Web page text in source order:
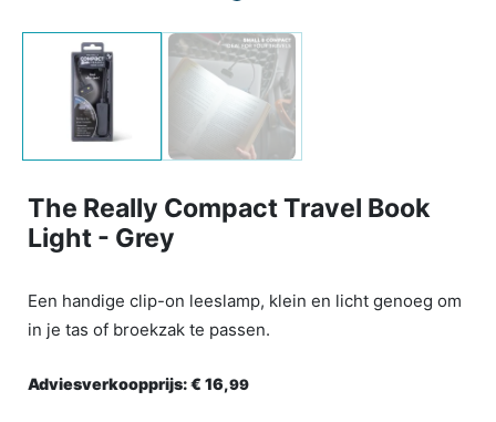
The Really Compact Travel Book
Light - Grey
Een handige clip-on leeslamp, klein en licht genoeg om
in je tas of broekzak te passen.
Adviesverkoopprijs:€ 16,99